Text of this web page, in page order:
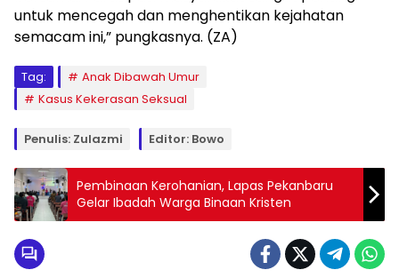
untuk mencegah dan menghentikan kejahatan
semacam ini,” pungkasnya. (ZA)
Tag:
Anak Dibawah Umur
Kasus Kekerasan Seksual
Penulis: Zulazmi Editor: Bowo
Pembinaan Kerohanian, Lapas Pekanbaru
Gelar Ibadah Warga Binaan Kristen